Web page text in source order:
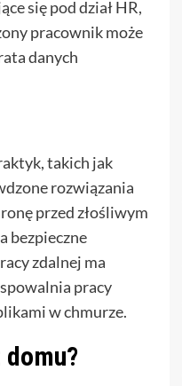
się pod dział HR,
pracownik może
danych
takich jak
rozwiązania
przed złośliwym
bezpieczne
zdalnej ma
pracy
w chmurze.